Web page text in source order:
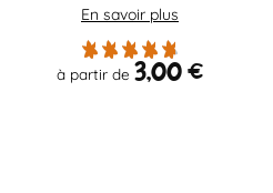
En savoir plus
à partir de 3,00€
options
peuvent
choisies